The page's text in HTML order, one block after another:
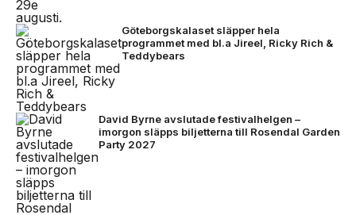
Göteborgskalaset släpper hela
programmet med bl.a Jireel, Ricky Rich &
Teddybears
David Byrne avslutade festivalhelgen –
imorgon släpps biljetterna till Rosendal Garden
Party 2027